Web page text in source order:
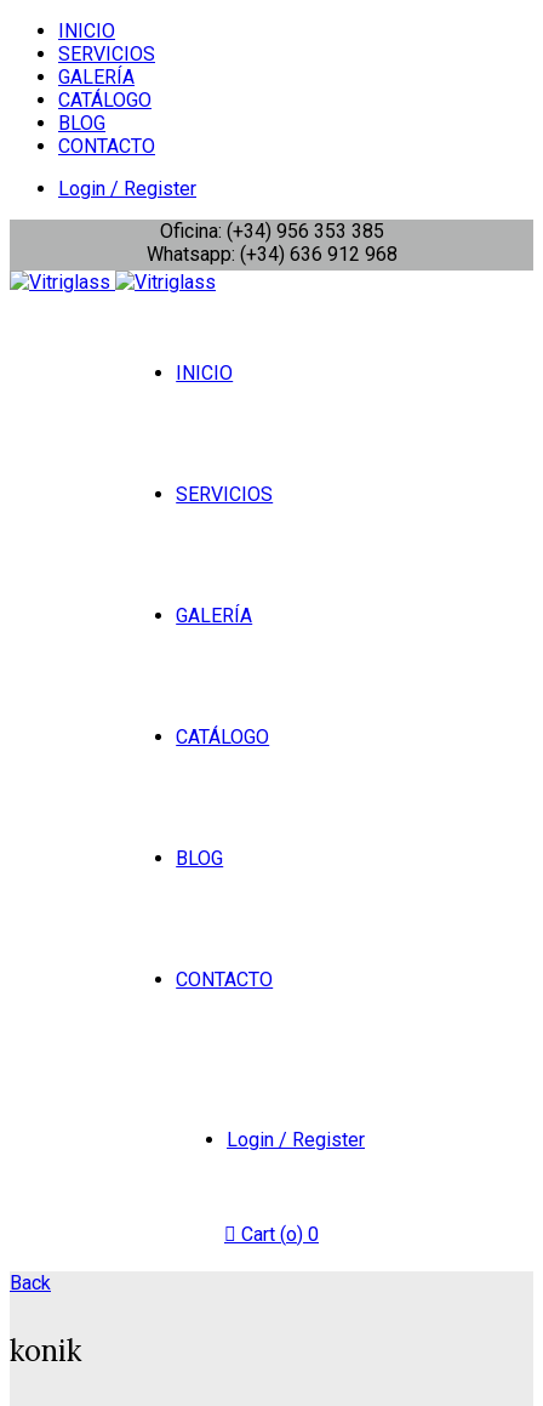
INICIO
SERVICIOS
GALERÍA
CATÁLOGO
BLOG
CONTACTO
Login / Register
Oficina: (+34) 956 353 385
Whatsapp: (+34) 636 912 968
INICIO
SERVICIOS
GALERÍA
CATÁLOGO
BLOG
CONTACTO
Login / Register
Cart (o) 0
Back
konik